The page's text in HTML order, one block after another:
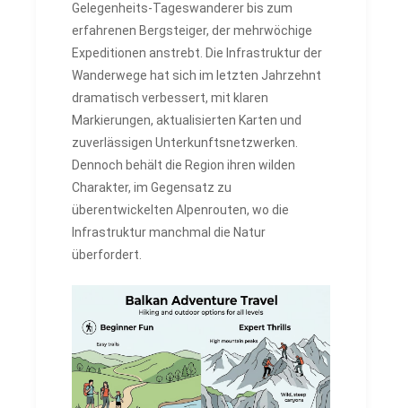
Gelegenheits-Tageswanderer bis zum
erfahrenen Bergsteiger, der mehrwöchige
Expeditionen anstrebt. Die Infrastruktur der
Wanderwege hat sich im letzten Jahrzehnt
dramatisch verbessert, mit klaren
Markierungen, aktualisierten Karten und
zuverlässigen Unterkunftsnetzwerken.
Dennoch behält die Region ihren wilden
Charakter, im Gegensatz zu
überentwickelten Alpenrouten, wo die
Infrastruktur manchmal die Natur
überfordert.